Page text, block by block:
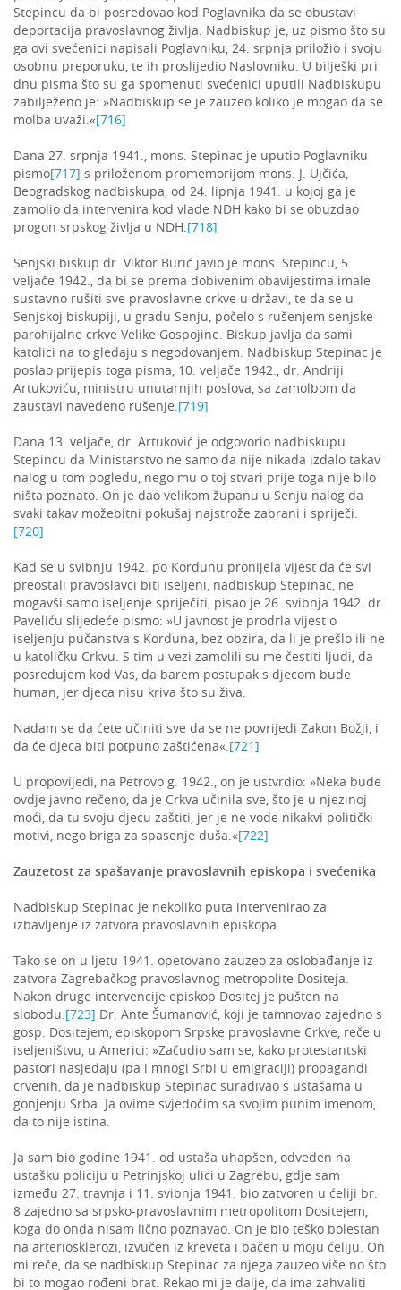
Stepincu da bi posredovao kod Poglavnika da se obustavi
deportacija pravoslavnog življa. Nadbiskup je, uz pismo što su
ga ovi svećenici napisali Poglavniku, 24. srpnja priložio i svoju
osobnu preporuku, te ih proslijedio Naslovniku. U bilješki pri
dnu pisma što su ga spomenuti svećenici uputili Nadbiskupu
zabilježeno je: »Nadbiskup se je zauzeo koliko je mogao da se
molba uvaži.«[716]
Dana 27. srpnja 1941., mons. Stepinac je uputio Poglavniku
pismo[717] s priloženom promemorijom mons. J. Ujčića,
Beogradskog nadbiskupa, od 24. lipnja 1941. u kojoj ga je
zamolio da intervenira kod vlade NDH kako bi se obuzdao
progon srpskog življa u NDH. [718]
Senjski biskup dr. Viktor Burić javio je mons. Stepincu, 5.
veljače 1942., da bi se prema dobivenim obavijestima imale
sustavno rušiti sve pravoslavne crkve u državi, te da se u
Senjskoj biskupiji, u gradu Senju, počelo s rušenjem senjske
parohijalne crkve Velike Gospojine. Biskup javlja da sami
katolici na to gledaju s negodovanjem. Nadbiskup Stepinac je
poslao prijepis toga pisma, 10. veljače 1942., dr. Andriji
Artukoviću, ministru unutarnjih poslova, sa zamolbom da
zaustavi navedeno rušenje. [719]
Dana 13. veljače, dr. Artuković je odgovorio nadbiskupu
Stepincu da Ministarstvo ne samo da nije nikada izdalo takav
nalog u tom pogledu, nego mu o toj stvari prije toga nije bilo
ništa poznato. On je dao velikom županu u Senju nalog da
svaki takav možebitni pokušaj najstrože zabrani i spriječi.
[720]
Kad se u svibnju 1942. po Kordunu pronijela vijest da će svi
preostali pravoslavci biti iseljeni, nadbiskup Stepinac, ne
mogavši samo iseljenje spriječiti, pisao je 26. svibnja 1942. dr.
Paveliću slijedeće pismo: »U javnost je prodrla vijest o
iseljenju pučanstva s Korduna, bez obzira, da li je prešlo ili ne
u katoličku Crkvu. S tim u vezi zamolili su me čestiti ljudi, da
posredujem kod Vas, da barem postupak s djecom bude
human, jer djeca nisu kriva što su živa.
Nadam se da ćete učiniti sve da se ne povrijedi Zakon Božji, i
da će djeca biti potpuno zaštićena«. [721]
U propovijedi, na Petrovo g. 1942., on je ustvrdio: »Neka bude
ovdje javno rečeno, da je Crkva učinila sve, što je u njezinoj
moći, da tu svoju djecu zaštiti, jer je ne vode nikakvi politički
motivi, nego briga za spasenje duša.«[722]
Zauzetost za spašavanje pravoslavnih episkopa i svećenika
Nadbiskup Stepinac je nekoliko puta intervenirao za
izbavljenje iz zatvora pravoslavnih episkopa.
Tako se on u ljetu 1941. opetovano zauzeo za oslobađanje iz
zatvora Zagrebačkog pravoslavnog metropolite Dositeja.
Nakon druge intervencije episkop Dositej je pušten na
slobodu. [723] Dr. Ante Šumanović, koji je tamnovao zajedno s
gosp. Dositejem, episkopom Srpske pravoslavne Crkve, reče u
iseljeništvu, u Americi: »Začudio sam se, kako protestantski
pastori nasjedaju (pa i mnogi Srbi u emigraciji) propagandi
crvenih, da je nadbiskup Stepinac surađivao s ustašama u
gonjenju Srba. Ja ovime svjedočim sa svojim punim imenom,
da to nije istina.
Ja sam bio godine 1941. od ustaša uhapšen, odveden na
ustašku policiju u Petrinjskoj ulici u Zagrebu, gdje sam
između 27. travnja i 11. svibnja 1941. bio zatvoren u ćeliji br.
8 zajedno sa srpsko-pravoslavnim metropolitom Dositejem,
koga do onda nisam lično poznavao. On je bio teško bolestan
na arteriosklerozi, izvučen iz kreveta i bačen u moju ćeliju. On
mi reče, da se nadbiskup Stepinac za njega zauzeo više no što
bi to mogao rođeni brat. Rekao mi je dalje, da ima zahvaliti